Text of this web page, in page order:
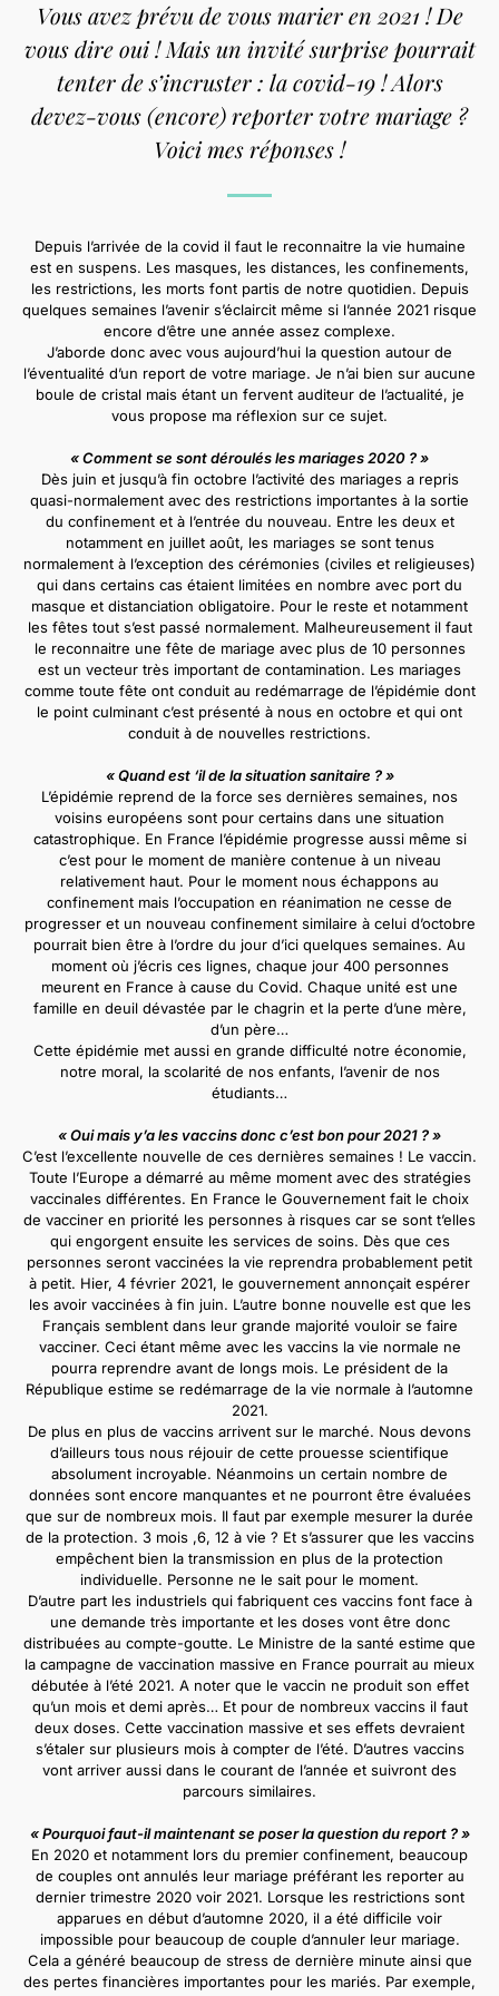
Vous avez prévu de vous marier en 2021 ! De
vous dire oui ! Mais un invité surprise pourrait
tenter de s’incruster : la covid-19 ! Alors
devez-vous (encore) reporter votre mariage ?
Voici mes réponses !
Depuis l’arrivée de la covid il faut le reconnaitre la vie humaine
est en suspens. Les masques, les distances, les confinements,
les restrictions, les morts font partis de notre quotidien. Depuis
quelques semaines l’avenir s’éclaircit même si l’année 2021 risque
encore d’être une année assez complexe.
J’aborde donc avec vous aujourd’hui la question autour de
l’éventualité d’un report de votre mariage. Je n’ai bien sur aucune
boule de cristal mais étant un fervent auditeur de l’actualité, je
vous propose ma réflexion sur ce sujet.
« Comment se sont déroulés les mariages 2020 ? »
Dès juin et jusqu’à fin octobre l’activité des mariages a repris
quasi-normalement avec des restrictions importantes à la sortie
du confinement et à l’entrée du nouveau. Entre les deux et
notamment en juillet août, les mariages se sont tenus
normalement à l’exception des cérémonies (civiles et religieuses)
qui dans certains cas étaient limitées en nombre avec port du
masque et distanciation obligatoire. Pour le reste et notamment
les fêtes tout s’est passé normalement. Malheureusement il faut
le reconnaitre une fête de mariage avec plus de 10 personnes
est un vecteur très important de contamination. Les mariages
comme toute fête ont conduit au redémarrage de l’épidémie dont
le point culminant c’est présenté à nous en octobre et qui ont
conduit à de nouvelles restrictions.
« Quand est ‘il de la situation sanitaire ? »
L’épidémie reprend de la force ses dernières semaines, nos
voisins européens sont pour certains dans une situation
catastrophique. En France l’épidémie progresse aussi même si
c’est pour le moment de manière contenue à un niveau
relativement haut. Pour le moment nous échappons au
confinement mais l’occupation en réanimation ne cesse de
progresser et un nouveau confinement similaire à celui d’octobre
pourrait bien être à l’ordre du jour d’ici quelques semaines. Au
moment où j’écris ces lignes, chaque jour 400 personnes
meurent en France à cause du Covid. Chaque unité est une
famille en deuil dévastée par le chagrin et la perte d’une mère,
d’un père…
Cette épidémie met aussi en grande difficulté notre économie,
notre moral, la scolarité de nos enfants, l’avenir de nos
étudiants…
« Oui mais y’a les vaccins donc c’est bon pour 2021 ? »
C’est l’excellente nouvelle de ces dernières semaines ! Le vaccin.
Toute l’Europe a démarré au même moment avec des stratégies
vaccinales différentes. En France le Gouvernement fait le choix
de vacciner en priorité les personnes à risques car se sont t’elles
qui engorgent ensuite les services de soins. Dès que ces
personnes seront vaccinées la vie reprendra probablement petit
à petit. Hier, 4 février 2021, le gouvernement annonçait espérer
les avoir vaccinées à fin juin. L’autre bonne nouvelle est que les
Français semblent dans leur grande majorité vouloir se faire
vacciner. Ceci étant même avec les vaccins la vie normale ne
pourra reprendre avant de longs mois. Le président de la
République estime se redémarrage de la vie normale à l’automne
2021.
De plus en plus de vaccins arrivent sur le marché. Nous devons
d’ailleurs tous nous réjouir de cette prouesse scientifique
absolument incroyable. Néanmoins un certain nombre de
données sont encore manquantes et ne pourront être évaluées
que sur de nombreux mois. Il faut par exemple mesurer la durée
de la protection. 3 mois ,6, 12 à vie ? Et s’assurer que les vaccins
empêchent bien la transmission en plus de la protection
individuelle. Personne ne le sait pour le moment.
D’autre part les industriels qui fabriquent ces vaccins font face à
une demande très importante et les doses vont être donc
distribuées au compte-goutte. Le Ministre de la santé estime que
la campagne de vaccination massive en France pourrait au mieux
débutée à l’été 2021. A noter que le vaccin ne produit son effet
qu’un mois et demi après… Et pour de nombreux vaccins il faut
deux doses. Cette vaccination massive et ses effets devraient
s’étaler sur plusieurs mois à compter de l’été. D’autres vaccins
vont arriver aussi dans le courant de l’année et suivront des
parcours similaires.
« Pourquoi faut-il maintenant se poser la question du report ? »
En 2020 et notamment lors du premier confinement, beaucoup
de couples ont annulés leur mariage préférant les reporter au
dernier trimestre 2020 voir 2021. Lorsque les restrictions sont
apparues en début d’automne 2020, il a été difficile voir
impossible pour beaucoup de couple d’annuler leur mariage.
Cela a généré beaucoup de stress de dernière minute ainsi que
des pertes financières importantes pour les mariés. Par exemple,